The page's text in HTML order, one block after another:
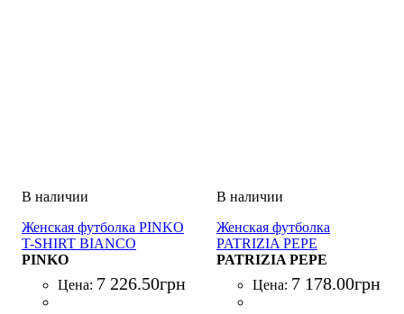
Женская футболка PINKO
T-SHIRT BIANCO
PINKO
Цена: 7 226.50грн
Женская футболка
PATRIZIA PEPE
MAGLIA/T-SHIRT
PATRIZIA PEPE
Цена: 7 178.00грн